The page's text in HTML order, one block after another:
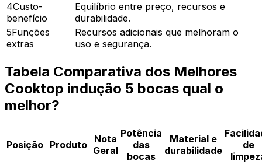
4Custo-
benefício
Equilíbrio entre preço, recursos e
durabilidade.
5Funções
extras
Recursos adicionais que melhoram o
uso e segurança.
Tabela Comparativa dos Melhores
Cooktop indução 5 bocas qual o
melhor?
Posição Produto
Nota
Geral
Potência
das
bocas
Material e
durabilidade
de